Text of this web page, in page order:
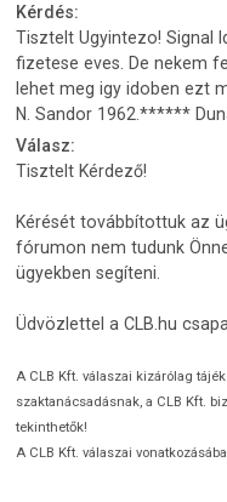
Kérdés:
Tisztelt Ugyintezo! Signal
fizetese eves. De nekem
lehet meg igy idoben ezt
N. Sandor 1962.******
Válasz:
Tisztelt Kérdező!
Kérését továbbítottuk az
fórumon nem tudunk
ügyekben segíteni.
Üdvözlettel a CLB.hu
A CLB Kft. válaszai kizárólag
szaktanácsadásnak, a CLB Kft.
tekinthetők!
A CLB Kft. válaszai